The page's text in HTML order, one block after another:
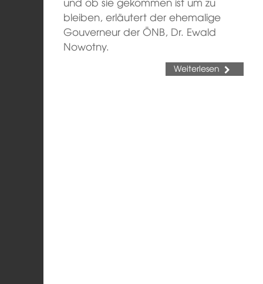
bleiben, erläutert der ehemalige
Gouverneur der ÖNB, Dr. Ewald
Nowotny.
Weiterlesen